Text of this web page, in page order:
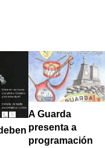
A Guarda
presenta a
programación